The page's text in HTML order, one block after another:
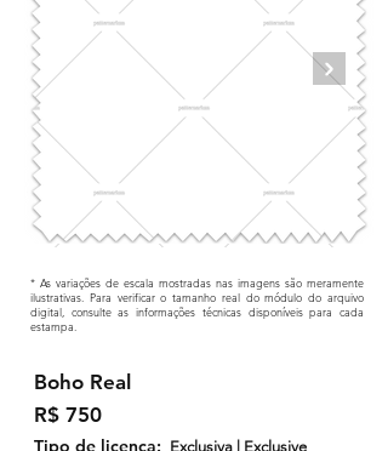
* As variações de escala mostradas nas imagens são meramente
ilustrativas. Para verificar o tamanho real do módulo do arquivo
digital, consulte as informações técnicas disponíveis para cada
estampa.
Boho Real
R$ 750
Tipo de licença: Exclusiva | Exclusive